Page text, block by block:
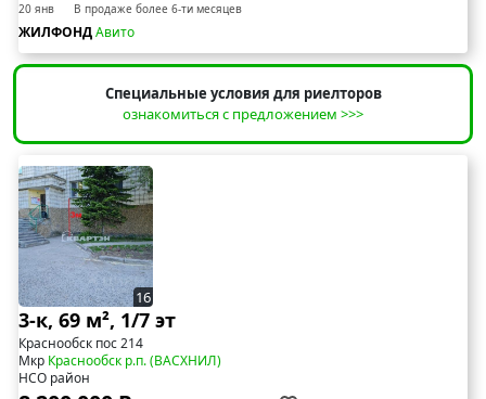
20 янв В продаже более 6-ти месяцев
ЖИЛФОНДАвито
Специальные условия для риелторов
ознакомиться с предложением >>>
16
3-к, 69 м², 1/7 эт
Краснообск пос 214
Мкр Краснообск р.п. (ВАСХНИЛ)
НСО район